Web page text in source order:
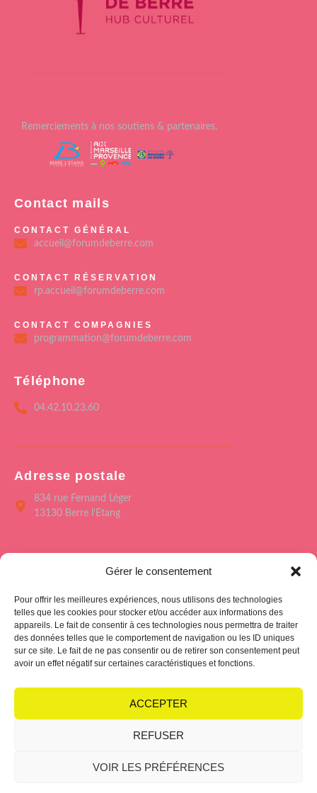
Gérer le consentement
Pour offrir les meilleures expériences, nous utilisons des technologies
telles que les cookies pour stocker et/ou accéder aux informations des
appareils. Le fait de consentir à ces technologies nous permettra de traiter
des données telles que le comportement de navigation ou les ID uniques
sur ce site. Le fait de ne pas consentir ou de retirer son consentement peut
avoir un effet négatif sur certaines caractéristiques et fonctions.
ACCEPTER
REFUSER
VOIR LES PRÉFÉRENCES
Remerciements à nos soutiens & partenaires.
Contact mails
CONTACT GÉNÉRAL
accueil@forumdeberre.com
CONTACT RÉSERVATION
rp.accueil@forumdeberre.com
CONTACT COMPAGNIES
programmation@forumdeberre.com
Téléphone
04.42.10.23.60
Adresse postale
834 rue Fernand Léger
13130 Berre l'Etang
Le Forum de Berre
Saison culturelle 26/27
L’école des Arts